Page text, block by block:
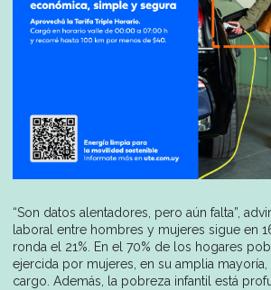
“Son datos alentadores, pero aún falta”,
laboral entre hombres y mujeres sigue en
ronda el 21%. En el 70% de los hogares
ejercida por mujeres, en su amplia
cargo. Además, la pobreza infantil está